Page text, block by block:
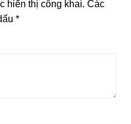
hiển thị công khai. Các
*